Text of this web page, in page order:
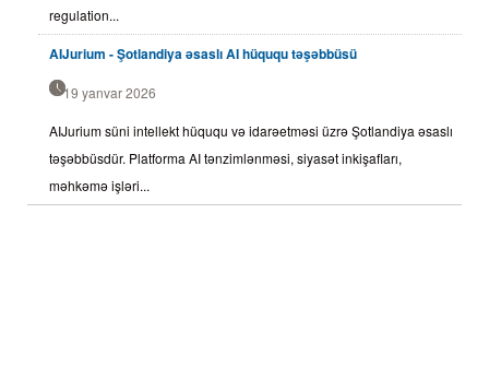
regulation...
AIJurium - Şotlandiya əsaslı AI hüququ təşəbbüsü
19 yanvar 2026
AIJurium süni intellekt hüququ və idarəetməsi üzrə Şotlandiya əsaslı
təşəbbüsdür. Platforma AI tənzimlənməsi, siyasət inkişafları,
məhkəmə işləri...